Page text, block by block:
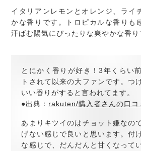
イタリアンレモンとオレンジ、ライ
かな香りです。トロピカルな香りも
汗ばむ陽気にぴったりな爽やかな香り
とにかく香りが好き！3年くらい
トされて以来の大ファンです。つ
いい香りがすると言われてます。
●出典：rakuten/購入者さんの口コ
あまりキツイのはチョット嫌なの
げない感じで良いと思います。付
な感じで、だんだんと甘くなって